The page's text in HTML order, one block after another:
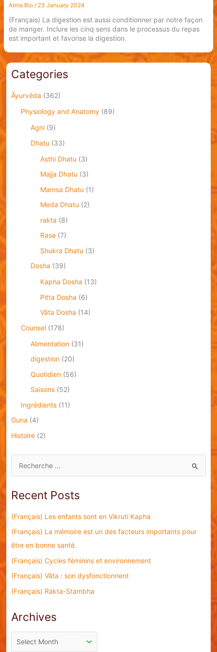
Atma.Bio / 23 January 2024
(Français) La digestion est aussi conditionner par notre façon
de manger. Inclure les cinq sens dans le processus du repas
est important et favorise la digestion.
Categories
Āyurvéda (362)
Physiology and Anatomy(89)
Agni(9)
Dhatu (33)
Asthi Dhatu (3)
Majja Dhatu (3)
Mamsa Dhatu (1)
Meda Dhatu (2)
rakta (8)
Rasa (7)
Shukra Dhatu (3)
Dosha (39)
Kapha Dosha (13)
Pitta Dosha (6)
Vāta Dosha (14)
Counsel(178)
Alimentation(31)
digestion(20)
Quotidien(56)
Saisons(52)
Ingrédients(11)
Guna (4)
Histoire(2)
e
r
c
h
f
o
Recent Posts
(Français) Les enfants sont en Vikruti Kapha
(Français) La mémoire est un des facteurs importants pour
être en bonne santé.
(Français) Cycles féminins et environnement
(Français) Vāta : son dysfonctionnent
(Français) Rakta-Stambha
Archives